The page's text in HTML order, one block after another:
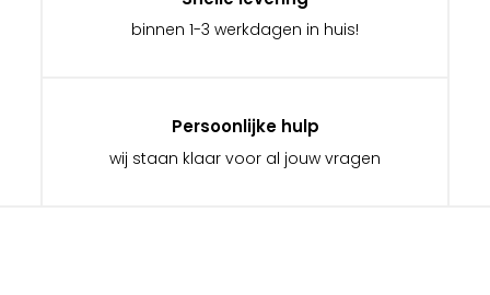
binnen 1-3 werkdagen in huis!
Persoonlijke hulp
wij staan klaar voor al jouw vragen